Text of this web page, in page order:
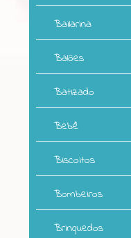
Bailarina
Balões
Batizado
Bebê
Biscoitos
Bombeiros
Brinquedos